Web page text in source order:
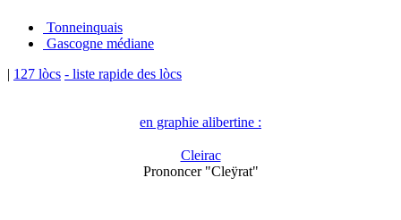
Tonneinquais
Gascogne médiane
| 127 lòcs - liste rapide des lòcs
en graphie alibertine :
Cleirac
Prononcer "Cleÿrat"